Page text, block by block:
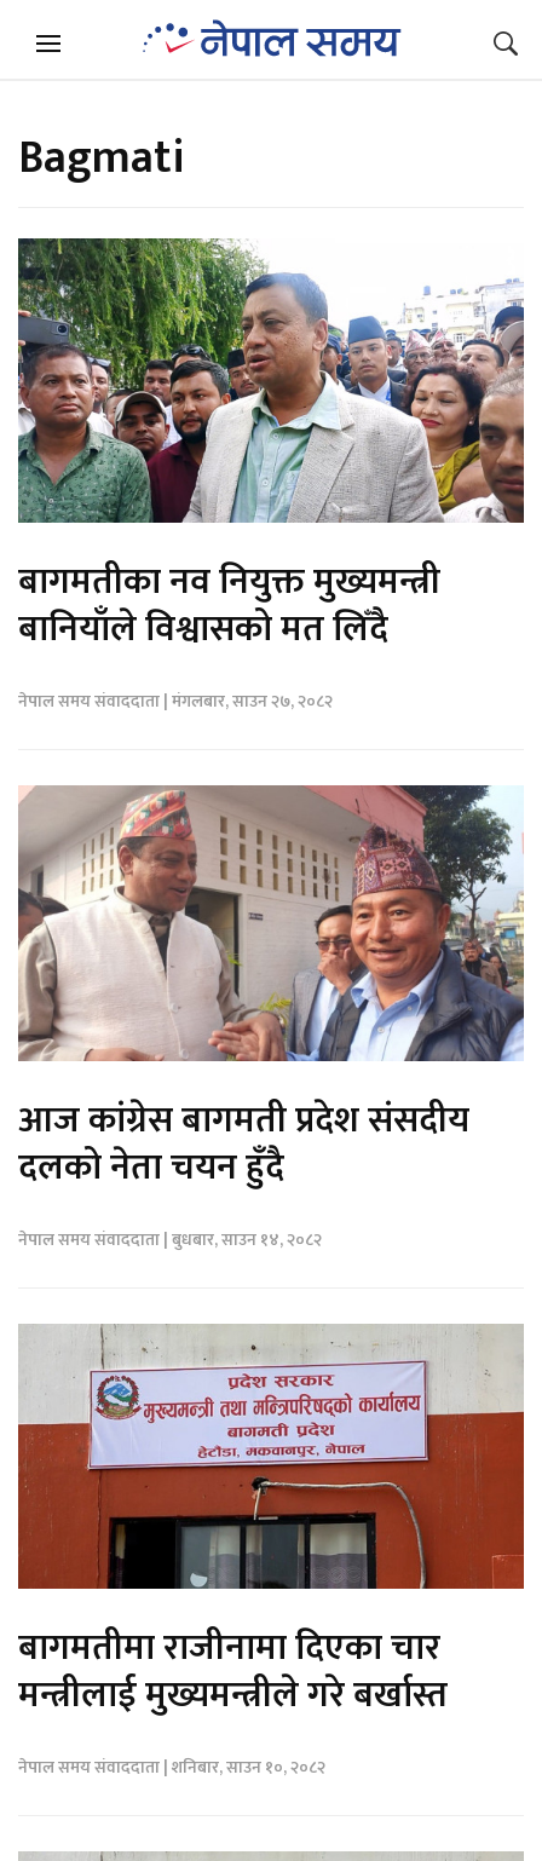
Bagmati
बागमतीका नव नियुक्त मुख्यमन्त्री
बानियाँले विश्वासको मत लिँदै
नेपाल समय संवाददाता | मंगलबार, साउन २७, २०८२
आज कांग्रेस बागमती प्रदेश संसदीय
दलको नेता चयन हुँदै
नेपाल समय संवाददाता | बुधबार, साउन १४, २०८२
बागमतीमा राजीनामा दिएका चार
मन्त्रीलाई मुख्यमन्त्रीले गरे बर्खास्त
नेपाल समय संवाददाता | शनिबार, साउन १०, २०८२